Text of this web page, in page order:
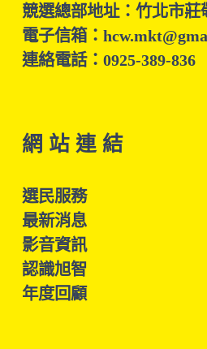
競選總部地址：竹北市莊
電子信箱：
連絡電話：0925-389-836
網 站 連 結
選民服務
最新消息
影音資訊
認識旭智
年度回顧